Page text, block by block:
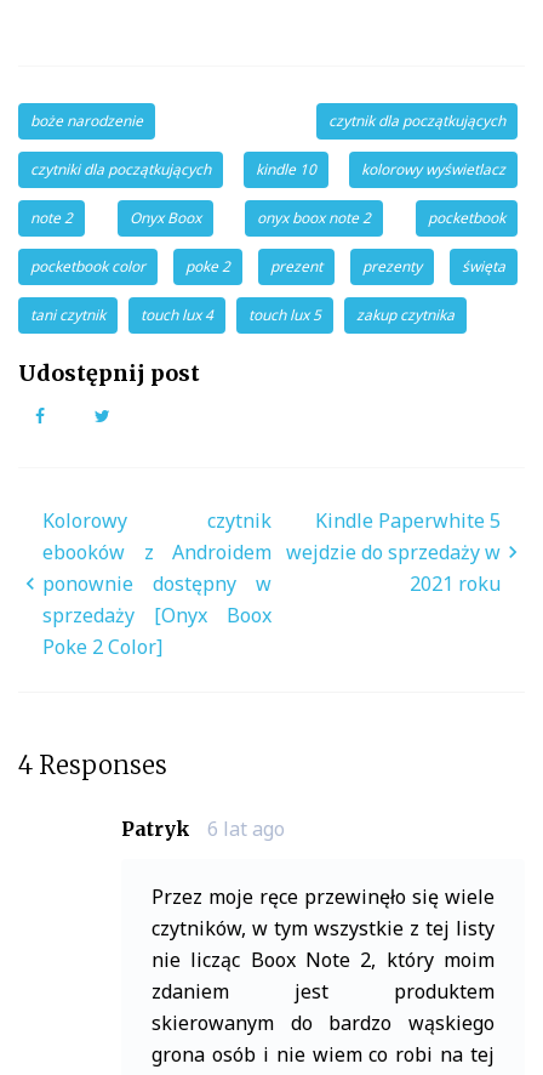
boże narodzenie czytnik dla początkujących
czytniki dla początkujących kindle 10 kolorowy wyświetlacz
note 2 Onyx Boox onyx boox note 2 pocketbook
pocketbook color poke 2 prezent prezenty święta
tani czytnik touch lux 4 touch lux 5 zakup czytnika
Udostępnij post
Facebook
Nawigacja
wpisu
Kolorowy czytnik
ebooków z Androidem
ponownie dostępny w
sprzedaży [Onyx Boox
Poke 2 Color]
Kindle Paperwhite 5
wejdzie do sprzedaży w
2021 roku
4 Responses
Patryk 6 lat ago
Przez moje ręce przewinęło się wiele
czytników, w tym wszystkie z tej listy
nie licząc Boox Note 2, który moim
zdaniem jest produktem
skierowanym do bardzo wąskiego
grona osób i nie wiem co robi na tej